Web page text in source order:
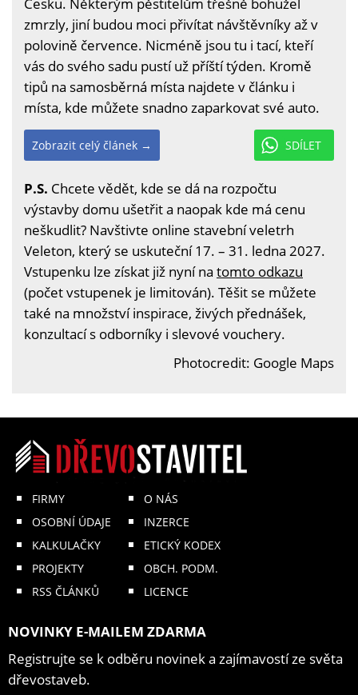
zmrzly, jiní budou moci přivítat návštěvníky až v
polovině července. Nicméně jsou tu i tací, kteří
vás do svého sadu pustí už příští týden. Kromě
tipů na samosběrná místa najdete v článku i
místa, kde můžete snadno zaparkovat své auto.
SDÍLET
Zobrazit celý článek →
P.S. Chcete vědět, kde se dá na rozpočtu
výstavby domu ušetřit a naopak kde má cenu
neškudlit? Navštivte online stavební veletrh
Veleton, který se uskuteční 17. – 31. ledna 2027.
Vstupenku lze získat již nyní na tomto odkazu
(počet vstupenek je limitován). Těšit se můžete
také na množství inspirace, živých přednášek,
konzultací s odborníky i slevové vouchery.
Photocredit: Google Maps
FIRMY
OSOBNÍ ÚDAJE
KALKULAČKY
PROJEKTY
RSS ČLÁNKŮ
O NÁS
INZERCE
ETICKÝ KODEX
OBCH. PODM.
LICENCE
NOVINKY E-MAILEM ZDARMA
Registrujte se k odběru novinek a zajímavostí ze světa
dřevostaveb.